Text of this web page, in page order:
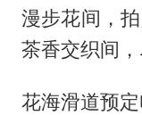
漫步花间，
茶香交织间，
花海滑道预